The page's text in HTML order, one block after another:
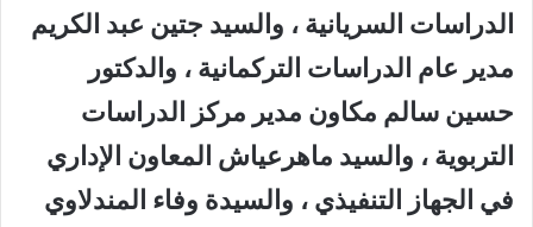
الدراسات السريانية ، والسيد جتين عبد الكريم
مدير عام الدراسات التركمانية ، والدكتور
حسين سالم مكاون مدير مركز الدراسات
التربوية ، والسيد ماهرعياش المعاون الإداري
في الجهاز التنفيذي ، والسيدة وفاء المندلاوي